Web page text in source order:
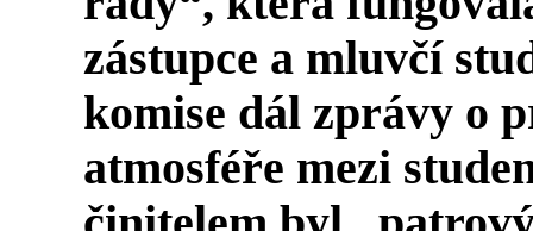
zástupce a mluvčí
komise dál zprávy o
atmosféře mezi